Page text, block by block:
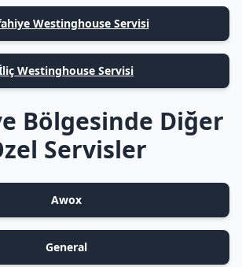
Westinghouse Servisi
Westinghouse Servisi
Bölgesinde Diğer
Servisler
Awox
General